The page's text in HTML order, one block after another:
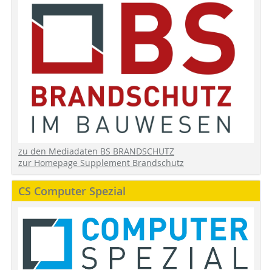
zu den Mediadaten BS BRANDSCHUTZ
zur Homepage Supplement Brandschutz
CS Computer Spezial